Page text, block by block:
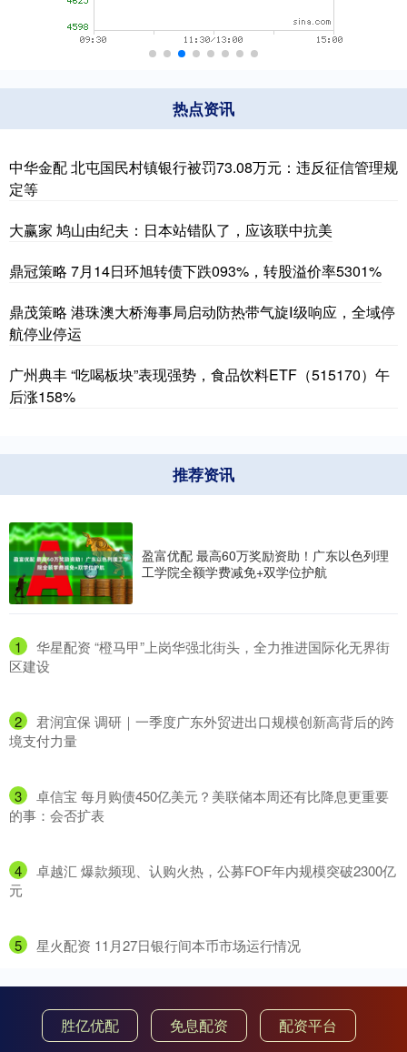
热点资讯
中华金配 北屯国民村镇银行被罚73.08万元：违反征信管理规
定等
大赢家 鸠山由纪夫：日本站错队了，应该联中抗美
鼎冠策略 7月14日环旭转债下跌093%，转股溢价率5301%
鼎茂策略 港珠澳大桥海事局启动防热带气旋Ⅰ级响应，全域停
航停业停运
广州典丰 “吃喝板块”表现强势，食品饮料ETF（515170）午
后涨158%
推荐资讯
盈富优配 最高60万奖励资助！广东以色列理
工学院全额学费减免+双学位护航
1
​华星配资 “橙马甲”上岗华强北街头，全力推进国际化无界街
区建设
2
​君润宜保 调研｜一季度广东外贸进出口规模创新高背后的跨
境支付力量
3
​卓信宝 每月购债450亿美元？美联储本周还有比降息更重要
的事：会否扩表
4
​卓越汇 爆款频现、认购火热，公募FOF年内规模突破2300亿
元
5 ​星火配资 11月27日银行间本币市场运行情况
胜亿优配 免息配资 配资平台